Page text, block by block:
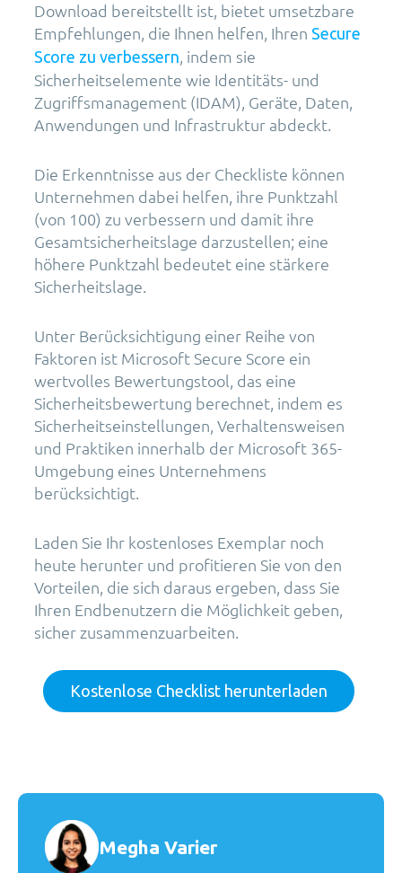
Download bereitstellt ist, bietet umsetzbare
Empfehlungen, die Ihnen helfen, Ihren Secure
Score zu verbessern, indem sie
Sicherheitselemente wie Identitäts- und
Zugriffsmanagement (IDAM), Geräte, Daten,
Anwendungen und Infrastruktur abdeckt.
Die Erkenntnisse aus der Checkliste können
Unternehmen dabei helfen, ihre Punktzahl
(von 100) zu verbessern und damit ihre
Gesamtsicherheitslage darzustellen; eine
höhere Punktzahl bedeutet eine stärkere
Sicherheitslage.
Unter Berücksichtigung einer Reihe von
Faktoren ist Microsoft Secure Score ein
wertvolles Bewertungstool, das eine
Sicherheitsbewertung berechnet, indem es
Sicherheitseinstellungen, Verhaltensweisen
und Praktiken innerhalb der Microsoft 365-
Umgebung eines Unternehmens
berücksichtigt.
Laden Sie Ihr kostenloses Exemplar noch
heute herunter und profitieren Sie von den
Vorteilen, die sich daraus ergeben, dass Sie
Ihren Endbenutzern die Möglichkeit geben,
sicher zusammenzuarbeiten.
Kostenlose Checklist herunterladen
Megha Varier